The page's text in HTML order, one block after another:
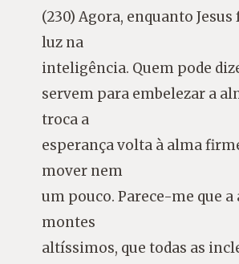
(230) Agora, enquanto
luz na
inteligência. Quem pode
servem para embelezar a
troca a
esperança volta à alma
mover nem
um pouco. Parece-me que
montes
altíssimos, que todas as